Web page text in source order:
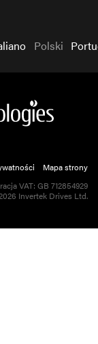
Polski
Mapa strony
VAT: GB 712854929
Invertek Drives Ltd.